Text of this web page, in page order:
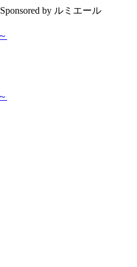
Sponsored by ルミエール